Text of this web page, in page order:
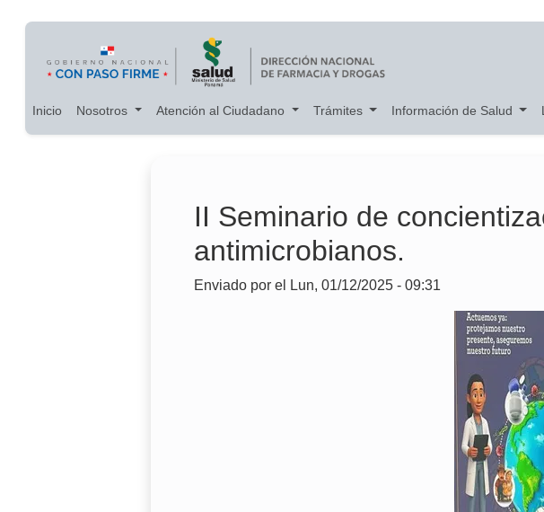
Pasar al contenido principal
Main navigation
Inicio Nosotros Atención al Ciudadano Trámites Información de Salud
II Seminario de
antimicrobianos.
Enviado por el Lun, 01/12/2025 - 09:31